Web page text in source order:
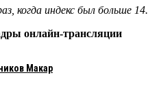
когда индекс был больше 14.
онлайн-трансляции
Макар